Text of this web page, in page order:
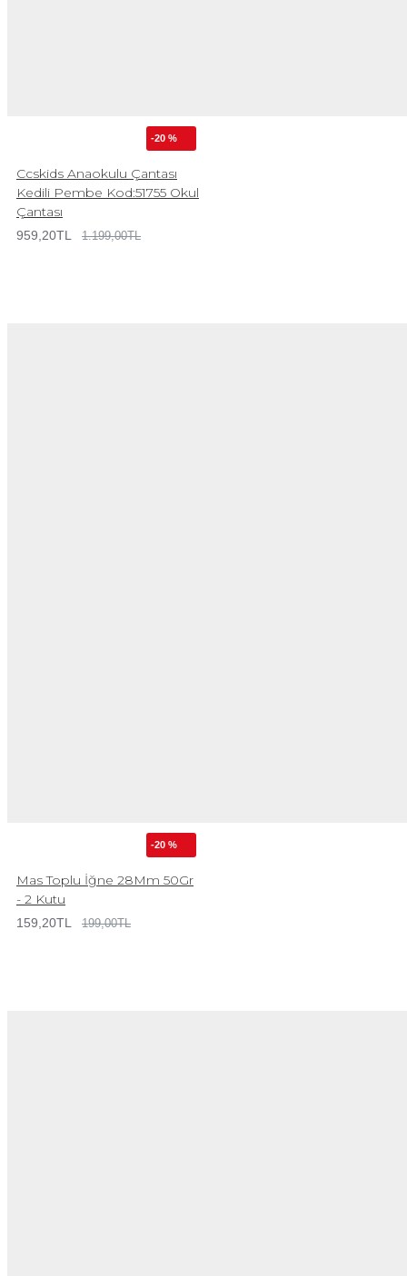
-20 %
Ccskids Anaokulu Çantası
Kedili Pembe Kod:51755 Okul
Çantası
959,20TL 1.199,00TL
-20 %
Mas Toplu İğne 28Mm 50Gr
- 2 Kutu
159,20TL 199,00TL